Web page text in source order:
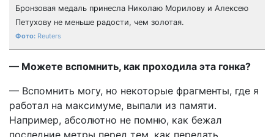
Бронзовая медаль принесла Николаю Морилову и Алексею
Петухову не меньше радости, чем золотая.
Reuters
— Можете вспомнить, как проходила эта гонка?
— Вспомнить могу, но некоторые фрагменты, где я
работал на максимуме, выпали из памяти.
Например, абсолютно не помню, как бежал